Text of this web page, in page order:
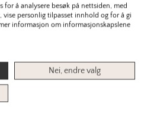
HVETE
SPEKESKINKE OG
du lager på grillen,
å analysere besøk på nettsiden, med
personlig tilpasset innhold og for å gi
informasjon om informasjonskapslene
Nei, endre valg